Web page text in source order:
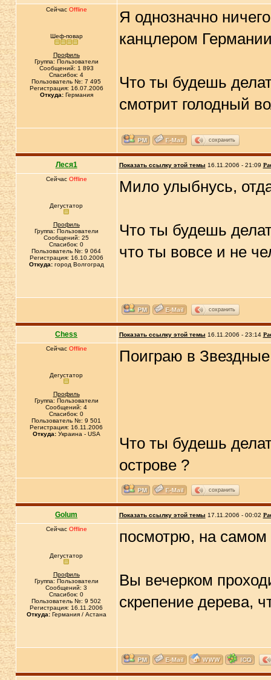
Сейчас Offline
Шеф-повар
Профиль
Группа: Пользователи
Сообщений: 1 893
Спасибок: 4
Пользователь №: 7 495
Регистрация: 16.07.2006
Откуда:Германия
Я однозначно
канцлером
Что ты будешь
смотрит голодный
сохранить
Леся1 Показать ссылку этой темы 16.11.2006 - 21:09
Сейчас Offline
Дегустатор
Профиль
Группа: Пользователи
Сообщений: 25
Спасибок: 0
Пользователь №: 9 064
Регистрация: 16.10.2006
Откуда:город Волгоград
Мило улыбнусь,
Что ты будешь
что ты вовсе и не
сохранить
Chess Показать ссылку этой темы 16.11.2006 - 23:14
Сейчас Offline
Дегустатор
Профиль
Группа: Пользователи
Сообщений: 4
Спасибок: 0
Пользователь №: 9 501
Регистрация: 16.11.2006
Откуда:Украина - USA
Поиграю в
Что ты будешь
острове ?
сохранить
Golum Показать ссылку этой темы 17.11.2006 - 00:02
Сейчас Offline
Дегустатор
Профиль
Группа: Пользователи
Сообщений: 3
Спасибок: 0
Пользователь №: 9 502
Регистрация: 16.11.2006
Откуда:Германия / Астана
посмотрю, на
Вы вечерком
скрепение дерева,